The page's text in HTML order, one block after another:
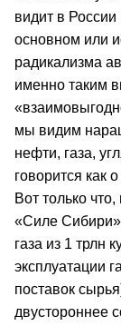
видит в
основном или
радикализма
именно таким
мы видим
нефти, газа,
говорится как
Вот только
«Силе
газа из 1 трлн
эксплуатации
поставок
двустороннее